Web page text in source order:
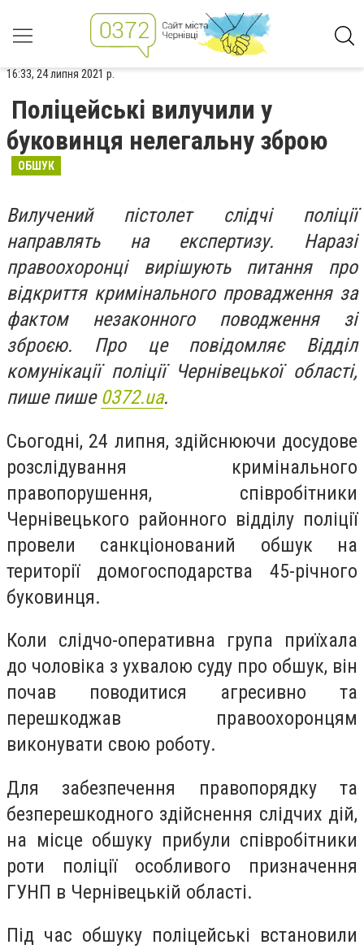
16:33, 24 липня 2021 р.
Поліцейські вилучили у
буковинця нелегальну зброю
ОБШУК
Вилучений пістолет слідчі поліції
направлять на експертизу. Наразі
правоохоронці вирішують питання про
відкриття кримінального провадження за
фактом незаконного поводження зі
зброєю. Про це повідомляє Відділ
комунікації поліції Чернівецької області,
пише пише 0372.ua.
Сьогодні, 24 липня, здійснюючи досудове
розслідування кримінального
правопорушення, співробітники
Чернівецького районного відділу поліції
провели санкціонований обшук на
території домогосподарства 45-річного
буковинця.
Коли слідчо-оперативна група приїхала
до чоловіка з ухвалою суду про обшук, він
почав поводитися агресивно та
перешкоджав правоохоронцям
виконувати свою роботу.
Для забезпечення правопорядку та
безперешкодного здійснення слідчих дій,
на місце обшуку прибули співробітники
роти поліції особливого призначення
ГУНП в Чернівецькій області.
Під час обшуку поліцейські встановили